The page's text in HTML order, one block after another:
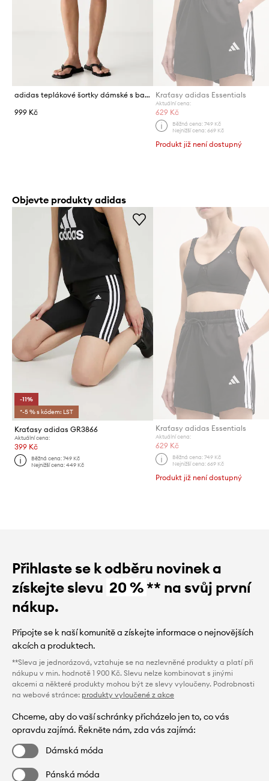
adidas teplákové šortky dámské s bavlnou Leopard Pack
999 Kč
Kraťasy adidas Essentials
Aktuální cena:
629 Kč
Běžná cena: 749 Kč
Nejnižší cena: 669 Kč
Produkt již není dostupný
Objevte produkty adidas
-11%
*-5 % s kódem: LST
Kraťasy adidas GR3866
Aktuální cena:
399 Kč
Běžná cena:749 Kč
Nejnižší cena:449 Kč
Kraťasy adidas Essentials
Aktuální cena:
629 Kč
Běžná cena: 749 Kč
Nejnižší cena: 669 Kč
Produkt již není dostupný
Přihlaste se k odběru novinek a
získejte slevu 20 %** na svůj první
nákup.
Připojte se k naší komunitě a získejte informace o nejnovějších
akcích a produktech.
**Sleva je jednorázová, vztahuje se na nezlevněné produkty a platí při
nákupu v min. hodnotě 1 900 Kč. Slevu nelze kombinovat s jinými
akcemi a některé produkty mohou být ze slevy vyloučeny. Podrobnosti
na webové stránce: produkty vyloučené z akce
Chceme, aby do vaší schránky přicházelo jen to, co vás
opravdu zajímá. Řekněte nám, zda vás zajímá:
Dámská móda
Pánská móda